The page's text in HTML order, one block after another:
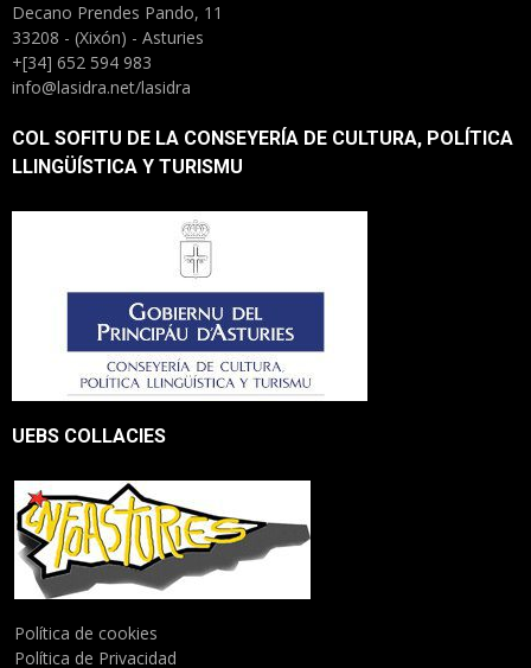
Decano Prendes Pando, 11
33208 - (Xixón) - Asturies
+[34] 652 594 983
info@lasidra.net/lasidra
COL SOFITU DE LA CONSEYERÍA DE CULTURA, POLÍTICA
LLINGÜÍSTICA Y TURISMU
UEBS COLLACIES
Política de cookies
Política de Privacidad